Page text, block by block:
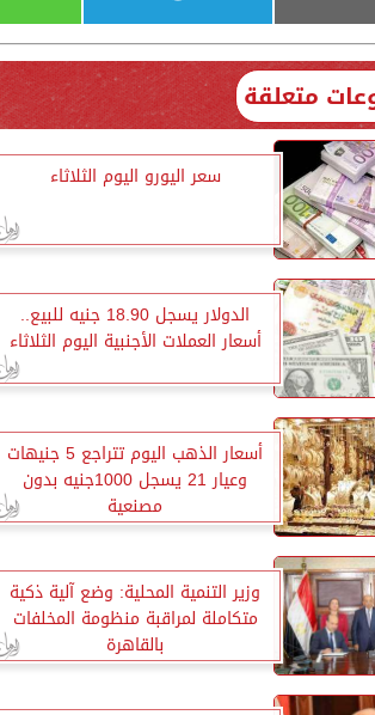
متعلقة
سعر اليورو اليوم الثلاثاء
الدولار يسجل 18.90 جنيه للبيع..
أسعار العملات الأجنبية اليوم الثلاثاء
أسعار الذهب اليوم تتراجع 5 جنيهات
وعيار 21 يسجل 1000جنيه بدون
مصنعية
وزير التنمية المحلية: وضع آلية ذكية
متكاملة لمراقبة منظومة المخلفات
بالقاهرة